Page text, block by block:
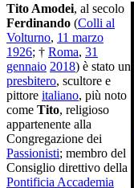
Tito Amodei, al secolo
Ferdinando (Colli al
Volturno, 11 marzo
1926; † Roma, 31
gennaio 2018) è stato un
presbitero, scultore e
pittore italiano, più noto
come Tito, religioso
appartenente alla
Congregazione dei
Passionisti; membro del
Consiglio direttivo della
Pontificia Accademia